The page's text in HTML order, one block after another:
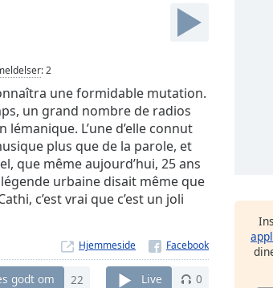
:2
une formidable mutation.
un grand nombre de radios
L’une d’elle connut
plus que de la parole, et
que même aujourd’hui, 25 ans
urbaine disait même que
c’est vrai que c’est un joli
Hjemmeside
godt om 22 Live 0